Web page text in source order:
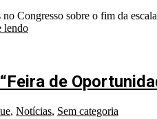
no Congresso sobre o fim da
lendo
de
, Notícias, Sem categoria